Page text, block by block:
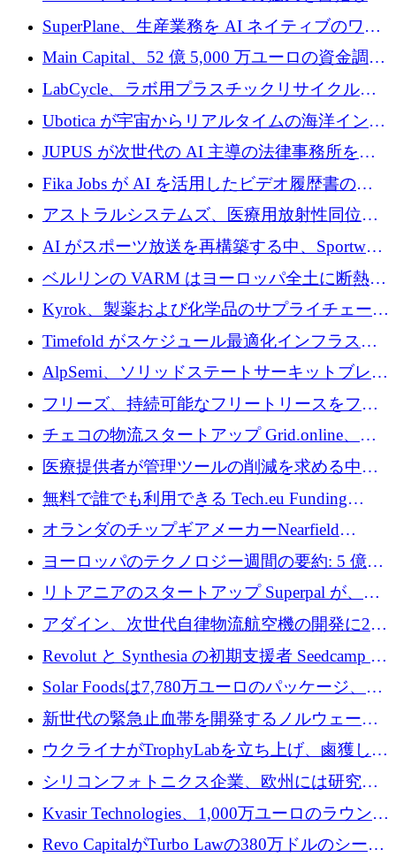
Aldea を買収
SuperPlane、生産業務を AI ネイティブのワー
クフロー層に変えるために 260 万ドルを確保
Main Capital、52 億 5,000 万ユーロの資金調達
でエンタープライズ ソフトウェアの開発を倍
LabCycle、ラボ用プラスチックリサイクルシ
ステムを商業化し、焼却廃棄物を削減するた
めに43万ポンドを確保
Ubotica が宇宙からリアルタイムの海洋インテ
リジェンスを拡張するために 1,100 万ドルを
JUPUS が次世代の AI 主導の法律事務所を強
化するために 1,300 万ユーロを調達
Fika Jobs が AI を活用したビデオ履歴書のた
めに 400 万ドルを調達
アストラルシステムズ、医療用放射性同位元
素の世界的な不足に対処するために2,300万ポ
ンドを調達
AI がスポーツ放送を再構築する中、Sportway
が 2,000 万ユーロを調達
ベルリンの VARM はヨーロッパ全土に断熱材
を拡張するために 1,750 万ユーロを投資
Kyrok、製薬および化学品のサプライチェーン
に AI を導入するために 310 万ユーロを確保
Timefold がスケジュール最適化インフラスト
ラクチャを拡張するためにシリーズ A で
1,300 万ドルを調達
AlpSemi、ソリッドステートサーキットブレー
カー技術の進歩のために1,700万ユーロを調達
フリーズ、持続可能なフリートリースをフラ
ンス全土に拡大するために1,300万ユーロを確
チェコの物流スタートアップ Grid.online、配
送量が 1 年で 10 倍に増加し、400 万ユーロの
利益を獲得
医療提供者が管理ツールの削減を求める中、
a16z が Prosper AI を 3,000 万ドルで支援
無料で誰でも利用できる Tech.eu Funding
Explorer のご紹介
オランダのチップギアメーカーNearfield
Instrumentsが3億8,000万ドルを調達
ヨーロッパのテクノロジー週間の要約: 5 億
8,500 万ユーロを超える 60 以上のテクノロジ
リトアニアのスタートアップ Superpal が、
Slack 内に構築された AI コワーカー プラット
フォームのために 50 万ユーロを調達
アダイン、次世代自律物流航空機の開発に250
万ユーロを確保
Revolut と Synthesia の初期支援者 Seedcamp が
3 億 2,000 万ドルを調達、米国に投資
Solar Foodsは7,780万ユーロのパッケージ、5
億ユーロの防衛および二重用途成長基金EDM
を開始、ヨーロッパのシリコンフォトニクス
に警告
新世代の緊急止血帯を開発するノルウェーの
スタートアップ企業を紹介する
ウクライナがTrophyLabを立ち上げ、鹵獲した
ロシア兵器を戦場の研究開発プラットフォー
ムに変える
シリコンフォトニクス企業、欧州には研究を
商業的に成功させるためのインフラが不足し
Kvasir Technologies、1,000万ユーロのラウンド
で成長を促進
Revo CapitalがTurbo Lawの380万ドルのシード